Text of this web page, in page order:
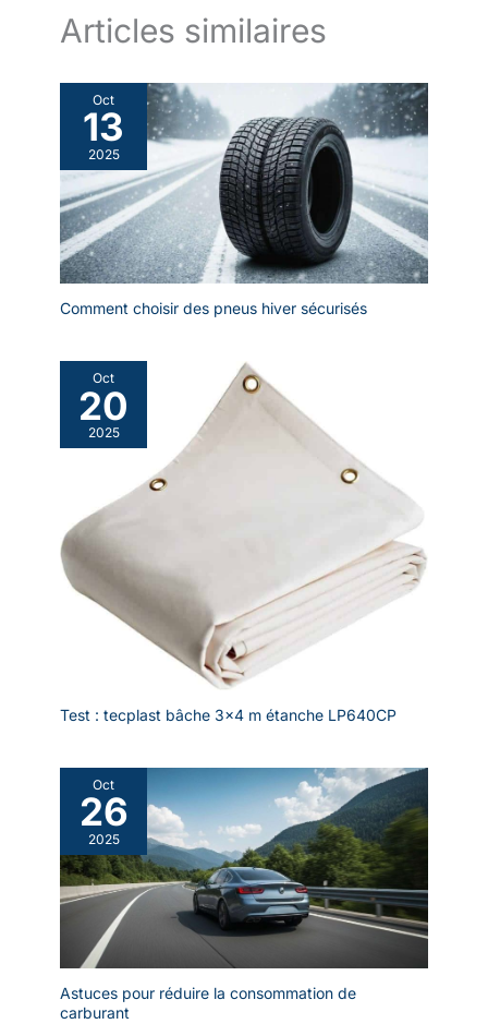
Articles similaires
Oct
13
2025
Comment choisir des pneus hiver sécurisés
Oct
20
2025
Test : tecplast bâche 3×4 m étanche LP640CP
Oct
26
2025
Astuces pour réduire la consommation de
carburant